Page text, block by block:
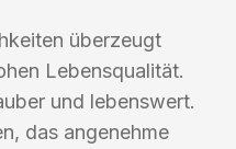
überzeugt
Lebensqualität.
und lebenswert.
das angenehme